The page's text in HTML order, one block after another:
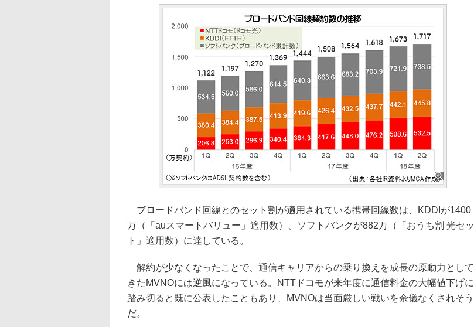
ブロードバンド回線とのセット割が適用されている携帯回線数は、KDDIが1400
万（「auスマートバリュー」適用数）、ソフトバンクが882万（「おうち割 光セッ
ト」適用数）に達している。
解約が少なくなったことで、通信キャリアからの乗り換えを成長の原動力として
きたMVNOには逆風になっている。NTTドコモが来年度に通信料金の大幅値下げに
踏み切ると既に公表したこともあり、MVNOは当面厳しい戦いを余儀なくされそう
だ。